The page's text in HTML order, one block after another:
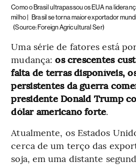
Como o Brasil ultrapassou os EUA na
milho | Brasil se torna maior exportador
(Source: Foreign Agricultural Ser)
Uma série de fatores está
mudança:os crescentes
falta de terras disponíveis,
persistentes da guerra
presidente Donald Trump
dólar americano forte.
Atualmente, os Estados
cerca de um terço das
soja, em uma distante